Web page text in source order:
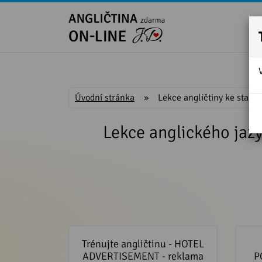
Úvodní stránka » Lekce angličtiny ke stažení
Lekce anglického
ADVERTISEMENT - reklama na
hotel
Trénujte angličtinu - HOTEL
ADVERTISEMENT - reklama